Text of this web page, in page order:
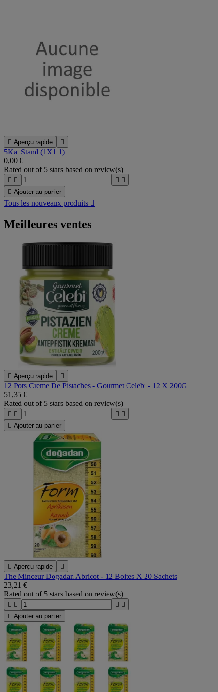
 Aperçu rapide 
5Kat Stand (1X1 1)
0,00 €
Rated out of 5 stars based on review(s)
   
 Ajouter au panier
Tous les nouveaux produits 
Meilleures ventes
 Aperçu rapide 
12 Pots Creme De Pistaches - Gourmet Celebi - 12 X 200G
51,35 €
Rated out of 5 stars based on review(s)
   
 Ajouter au panier
 Aperçu rapide 
The Minceur Dogadan Abricot - 12 Boites X 20 Sachets
23,21 €
Rated out of 5 stars based on review(s)
   
 Ajouter au panier